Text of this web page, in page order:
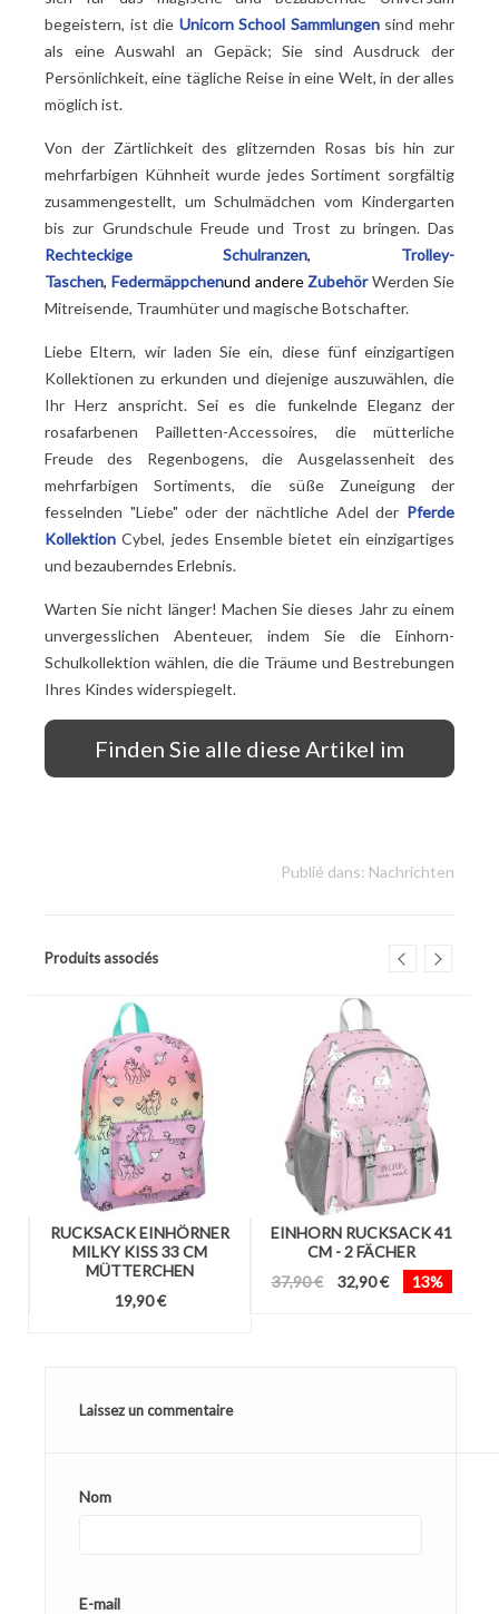
begeistern, ist die Unicorn School Sammlungensind mehr
als eine Auswahl an Gepäck; Sie sind Ausdruck der
Persönlichkeit, eine tägliche Reise in eine Welt, in der alles
möglich ist.
Von der Zärtlichkeit des glitzernden Rosas bis hin zur
mehrfarbigen Kühnheit wurde jedes Sortiment sorgfältig
zusammengestellt, um Schulmädchen vom Kindergarten
bis zur Grundschule Freude und Trost zu bringen. Das
Rechteckige Schulranzen,
Trolley-
Taschen, Federmäppchenund andere ZubehörWerden Sie
Mitreisende, Traumhüter und magische Botschafter.
Liebe Eltern, wir laden Sie ein, diese fünf einzigartigen
Kollektionen zu erkunden und diejenige auszuwählen, die
Ihr Herz anspricht. Sei es die funkelnde Eleganz der
rosafarbenen Pailletten-Accessoires, die mütterliche
Freude des Regenbogens, die Ausgelassenheit des
mehrfarbigen Sortiments, die süße Zuneigung der
fesselnden "Liebe" oder der nächtliche Adel der Pferde
Kollektion Cybel, jedes Ensemble bietet ein einzigartiges
und bezauberndes Erlebnis.
Warten Sie nicht länger! Machen Sie dieses Jahr zu einem
unvergesslichen Abenteuer, indem Sie die Einhorn-
Schulkollektion wählen, die die Träume und Bestrebungen
Ihres Kindes widerspiegelt.
Finden Sie alle diese Artikel im
Publié dans: Nachrichten
Produits associés
RUCKSACK EINHÖRNER
MILKY KISS 33 CM
MÜTTERCHEN
19,90 €
EINHORN RUCKSACK 41
CM - 2 FÄCHER
37,90 €
32,90 € 13%
Laissez un commentaire
Nom
E-mail